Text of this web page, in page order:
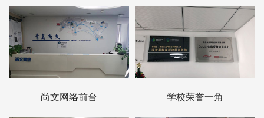
尚文网络前台 学校荣誉一角